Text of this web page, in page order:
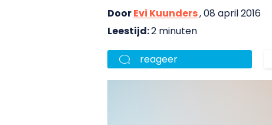
DoorEvi Kuunders, 08 april 2016
Leestijd:2 minuten
reageer